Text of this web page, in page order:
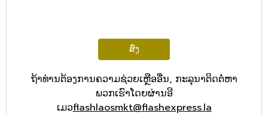
ສົ່ງ
ຖ້າທ່ານຕ້ອງການຄວາມຊ່ວຍເຫຼືອອື່ນ, ກະລຸນາຕິດຕໍ່ຫາ
ພວກເຮົາໂດຍຜ່ານອີ
ເມວflashlaosmkt@flashexpress.la